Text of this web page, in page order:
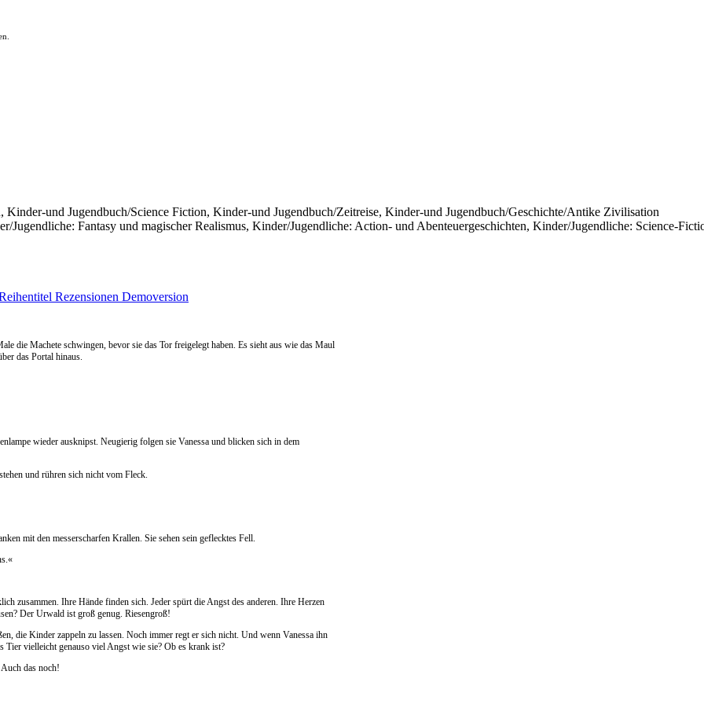
und Jugendbuch/Science Fiction, Kinder-und Jugendbuch/Zeitreise, Kinder-und Jugendbuch/Geschichte/Antike Zivilisation
Fantasy und magischer Realismus, Kinder/Jugendliche: Action- und Abenteuergeschichten, Kinder/Jugendliche: Science-
Rezensionen Demoversion
die Machete schwingen, bevor sie das Tor freigelegt haben. Es sieht aus wie das Maul
das Portal hinaus.
wieder ausknipst. Neugierig folgen sie Vanessa und blicken sich in dem
und rühren sich nicht vom Fleck.
mit den messerscharfen Krallen. Sie sehen sein geflecktes Fell.
zusammen. Ihre Hände finden sich. Jeder spürt die Angst des anderen. Ihre Herzen
Der Urwald ist groß genug. Riesengroß!
die Kinder zappeln zu lassen. Noch immer regt er sich nicht. Und wenn Vanessa ihn
Tier vielleicht genauso viel Angst wie sie? Ob es krank ist?
das noch!